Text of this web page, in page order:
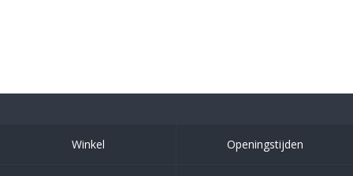
Winkel Openingstijden